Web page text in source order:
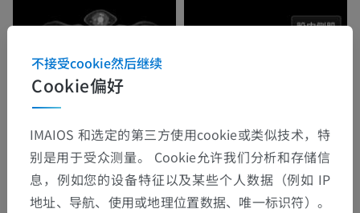
Cookie偏好
不接受cookie然后继续
IMAIOS 和选定的第三方使用cookie或类似技术，特
别是用于受众测量。 Cookie允许我们分析和存储信
息，例如您的设备特征以及某些个人数据（例如 IP
地址、导航、使用或地理位置数据、唯一标识符）。